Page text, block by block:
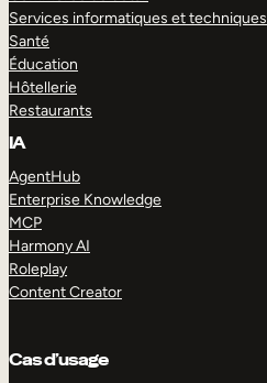
Services informatiques et techniques
Santé
Éducation
Hôtellerie
Restaurants
IA
AgentHub
Enterprise Knowledge
MCP
Harmony AI
Roleplay
Content Creator
Cas d’usage